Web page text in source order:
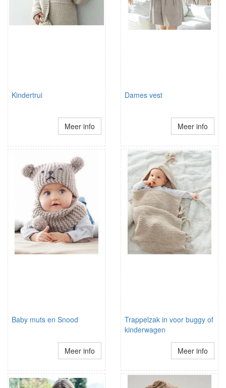
Kindertrui
Meer info
Dames vest
Meer info
Baby muts en Snood
Meer info
Trappelzak in voor buggy of
kinderwagen
Meer info